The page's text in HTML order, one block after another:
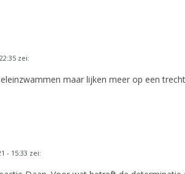
zei:
maar lijken meer op een
- 15:33 zei: